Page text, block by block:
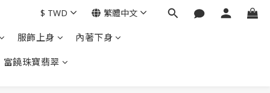
服飾上身 內著下身
富饒珠寶翡翠
$ TWD 繁體中文